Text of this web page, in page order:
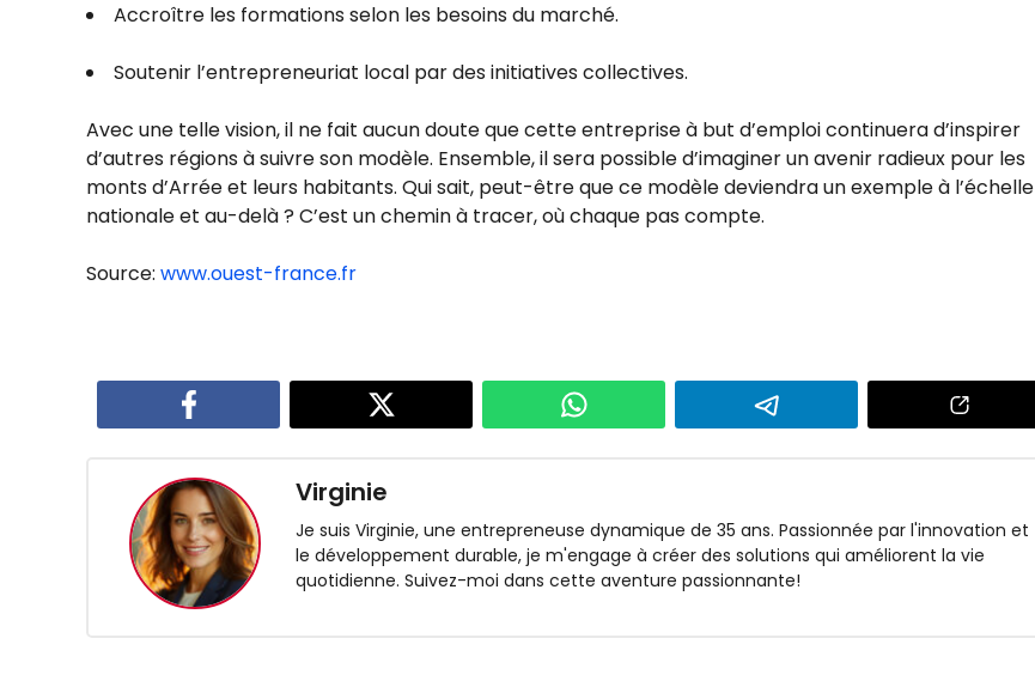
Accroître les formations selon les besoins du marché.
Soutenir l’entrepreneuriat local par des initiatives collectives.
Avec une telle vision, il ne fait aucun doute que cette entreprise à but d’emploi continuera d’inspirer
d’autres régions à suivre son modèle. Ensemble, il sera possible d’imaginer un avenir radieux pour les
monts d’Arrée et leurs habitants. Qui sait, peut-être que ce modèle deviendra un exemple à l’échelle
nationale et au-delà ? C’est un chemin à tracer, où chaque pas compte.
Source: www.ouest-france.fr
Virginie
Je suis Virginie, une entrepreneuse dynamique de 35 ans. Passionnée par l'innovation et
le développement durable, je m'engage à créer des solutions qui améliorent la vie
quotidienne. Suivez-moi dans cette aventure passionnante!